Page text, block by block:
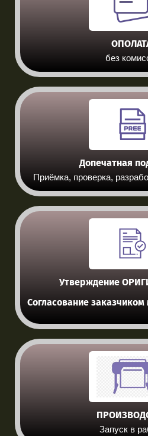
без
Допечатная
Приёмка, проверка,
Утверждение
Согласование
Запуск в